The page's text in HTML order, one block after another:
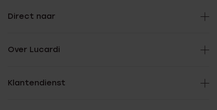
Direct naar
Over Lucardi
Klantendienst